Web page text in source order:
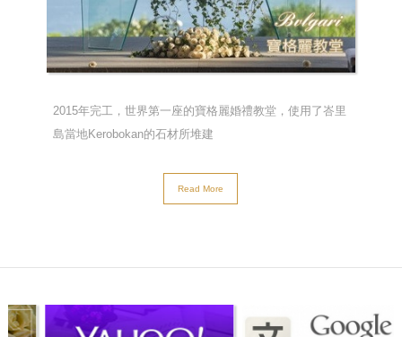
2015年完工，世界第一座的寶格麗婚禮教堂，使用了峇里
島當地Kerobokan的石材所堆建
Read More